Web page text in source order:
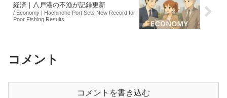
経済｜八戸港の不漁が記録更新
/ Economy | Hachinohe Port Sets New Record for
Poor Fishing Results
コメント
コメントを書き込む